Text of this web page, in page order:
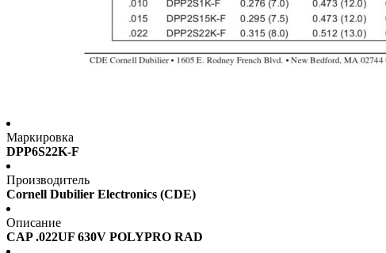
Маркировка
DPP6S22K-F
Производитель
Cornell Dubilier Electronics (CDE)
Описание
CAP .022UF 630V POLYPRO RAD